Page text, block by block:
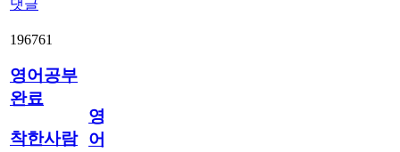
댓글
196761
영어공부
완료
착한사람
영
어